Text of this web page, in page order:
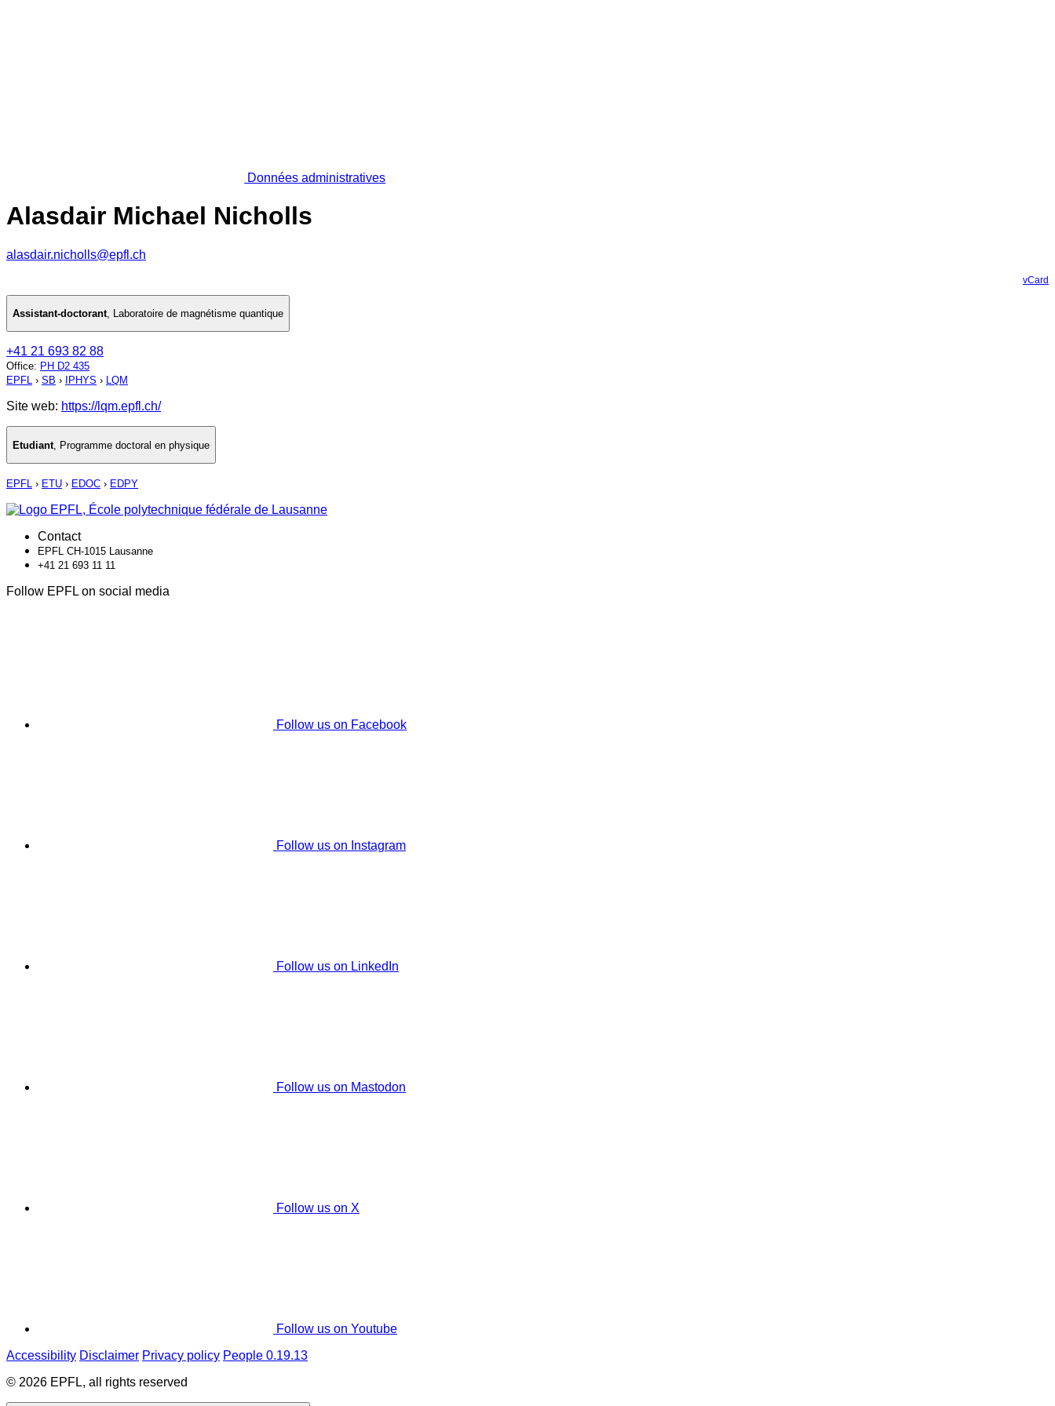
Données administratives
Alasdair Michael Nicholls
alasdair.nicholls@epfl.ch
vCard
Assistant-doctorant, Laboratoire de magnétisme quantique
+41 21 693 82 88
Office: PH D2 435
EPFL › SB › IPHYS › LQM
Site web: https://lqm.epfl.ch/
Etudiant Programme doctoral en physique
EPFL › ETU › EDOC › EDPY
Contact
EPFL CH-1015 Lausanne
+41 21 693 11 11
Follow EPFL on social media
Follow us on Facebook
Follow us on Instagram
Follow us on LinkedIn
Follow us on Mastodon
Follow us on X
Follow us on Youtube
Accessibility Disclaimer Privacy policy People 0.19.13
© 2026 EPFL, all rights reserved